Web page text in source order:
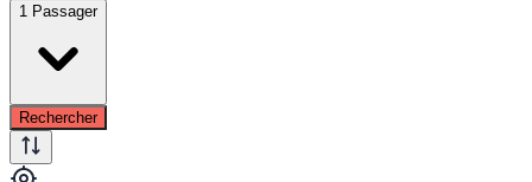
1 Passager
Rechercher